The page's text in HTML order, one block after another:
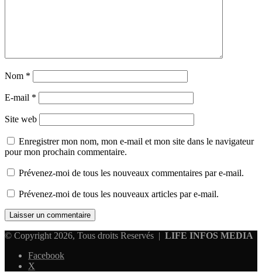
Nom *
E-mail *
Site web
Enregistrer mon nom, mon e-mail et mon site dans le navigateur
pour mon prochain commentaire.
Prévenez-moi de tous les nouveaux commentaires par e-mail.
Prévenez-moi de tous les nouveaux articles par e-mail.
© Copyright 2026, Tous droits Reservés | LIFE INFOS MEDIA
Facebook
X